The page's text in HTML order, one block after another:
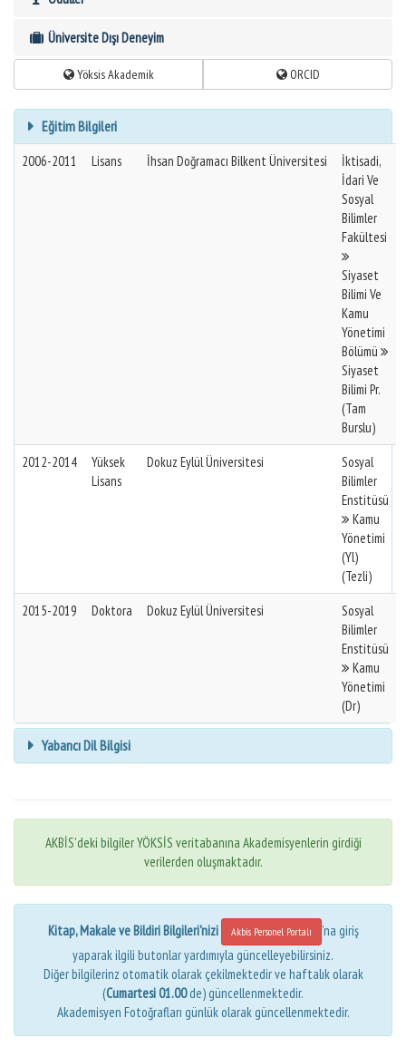
Üniversite Dışı Deneyim
Yöksis Akademik ORCID
Eğitim Bilgileri
2006-2011 Lisans İhsan Doğramacı Bilkent Üniversitesi
İktisadi,
İdari Ve
Sosyal
Bilimler
Fakültesi
Siyaset
Bilimi Ve
Kamu
Yönetimi
Bölümü
Siyaset
Bilimi Pr.
(Tam
Burslu)
2012-2014
Yüksek
Lisans
Dokuz Eylül Üniversitesi
Sosyal
Bilimler
Enstitüsü
Kamu
Yönetimi
(Yl)
(Tezli)
2015-2019
Doktora Dokuz Eylül Üniversitesi
Sosyal
Bilimler
Enstitüsü
Kamu
Yönetimi
(Dr)
Yabancı Dil Bilgisi
AKBİS'deki bilgiler YÖKSİS veritabanına Akademisyenlerin girdiği
verilerden oluşmaktadır.
Kitap, Makale ve Bildiri Bilgileri'nizi Akbis Personel Portalı
'na giriş
yaparak ilgili butonlar yardımıyla güncelleyebilirsiniz.
Diğer bilgilerinz otomatik olarak çekilmektedir ve haftalık olarak
(Cumartesi 01.00de) güncellenmektedir.
Akademisyen Fotoğrafları günlük olarak güncellenmektedir.